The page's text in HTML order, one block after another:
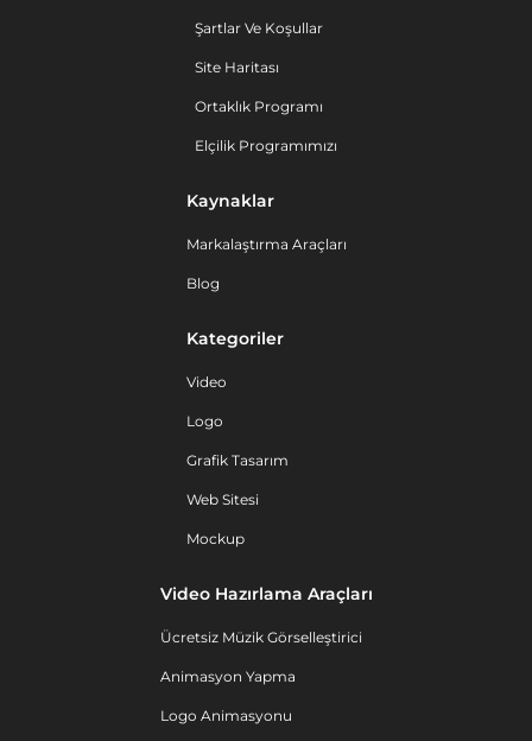
Şartlar Ve Koşullar
Site Haritası
Ortaklık Programı
Elçilik Programımızı
Kaynaklar
Markalaştırma Araçları
Blog
Kategoriler
Video
Logo
Grafik Tasarım
Web Sitesi
Mockup
Video Hazırlama Araçları
Ücretsiz Müzik Görselleştirici
Animasyon Yapma
Logo Animasyonu